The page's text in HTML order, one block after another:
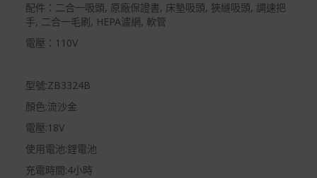
配件：二合一吸頭, 原廠保證書, 床墊吸頭, 狹縫吸頭, 調速把
手, 二合一毛刷, HEPA濾網, 軟管
電壓：110V
型號:ZB3324B
顏色:流沙金
電壓:18V
使用電池:鋰電池
充電時間:4小時